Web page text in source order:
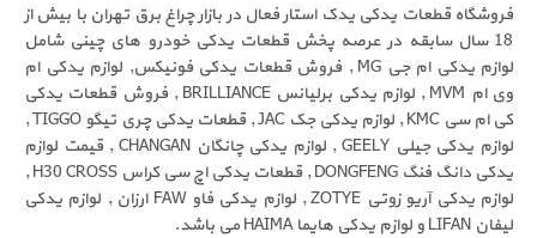
یدکی یدک استار فعال در بازار چراغ برق تهران با بیش از
سابقه در عرصه پخش قطعات یدکی خودرو های چینی شامل
لوازم یدکی ام جی MG , فروش قطعات یدکی فونیکس, لوازم یدکی ام
وی ام MVM , لوازم یدکی برلیانس BRILLIANCE , فروش قطعات یدکی
کی ام سی KMC , لوازم یدکی جک JAC , قطعات یدکی چری تیگو TIGGO ,
لوازم یدکی جیلی GEELY , لوازم یدکی چانگان CHANGAN , قیمت لوازم
یدکی دانگ فنگ DONGFENG , قطعات یدکی اچ سی کراس H30 CROSS ,
لوازم یدکی آریو زوتی ZOTYE , لوازم یدکی فاو FAW ارزان , لوازم یدکی